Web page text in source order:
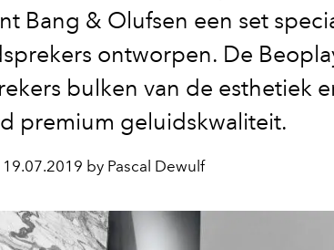
Bang & Olufsen een set
ontworpen. De
bulken van de esthetiek
premium geluidskwaliteit.
19.07.2019 by Pascal Dewulf